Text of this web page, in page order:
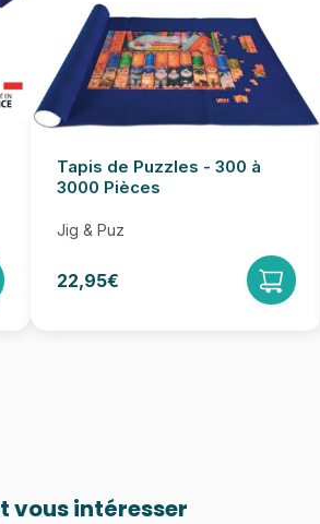
Tapis de Puzzles - 300 à
3000 Pièces
Jig & Puz
22,95€
vous intéresser